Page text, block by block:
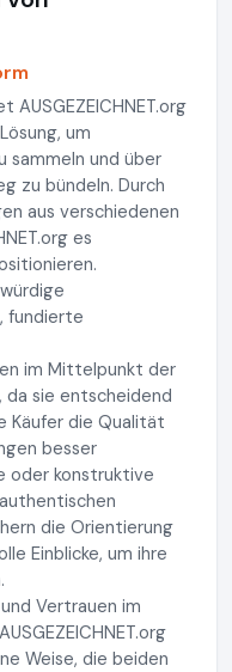
um
sammeln und über
zu bündeln. Durch
aus verschiedenen
es
fundierte
im Mittelpunkt der
da sie entscheidend
Käufer die Qualität
besser
oder konstruktive
die Orientierung
Einblicke, um ihre
Vertrauen im
Weise, die beiden